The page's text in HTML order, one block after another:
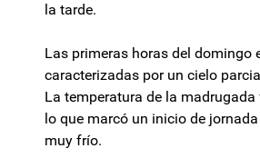
la tarde.
Las primeras horas del domingo
caracterizadas por un cielo
La temperatura de la madrugada
lo que marcó un inicio de
muy frío.